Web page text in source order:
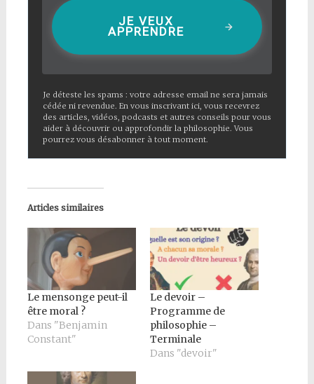
JE VEUX
APPRENDRE
Je déteste les spams : votre adresse email ne sera jamais
cédée ni revendue. En vous inscrivant ici, vous recevrez
des articles, vidéos, podcasts et autres conseils pour vous
aider à découvrir ou approfondir la philosophie. Vous
pourrez vous désabonner à tout moment.
Articles similaires
Le mensonge peut-il
être moral ?
Dans "Benjamin
Constant"
Le devoir –
Programme de
philosophie –
Terminale
Dans "devoir"